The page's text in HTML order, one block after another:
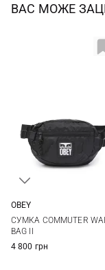
ВАС МОЖЕ
OBEY
СУМКА COMMUTER
BAG II
4 800 грн